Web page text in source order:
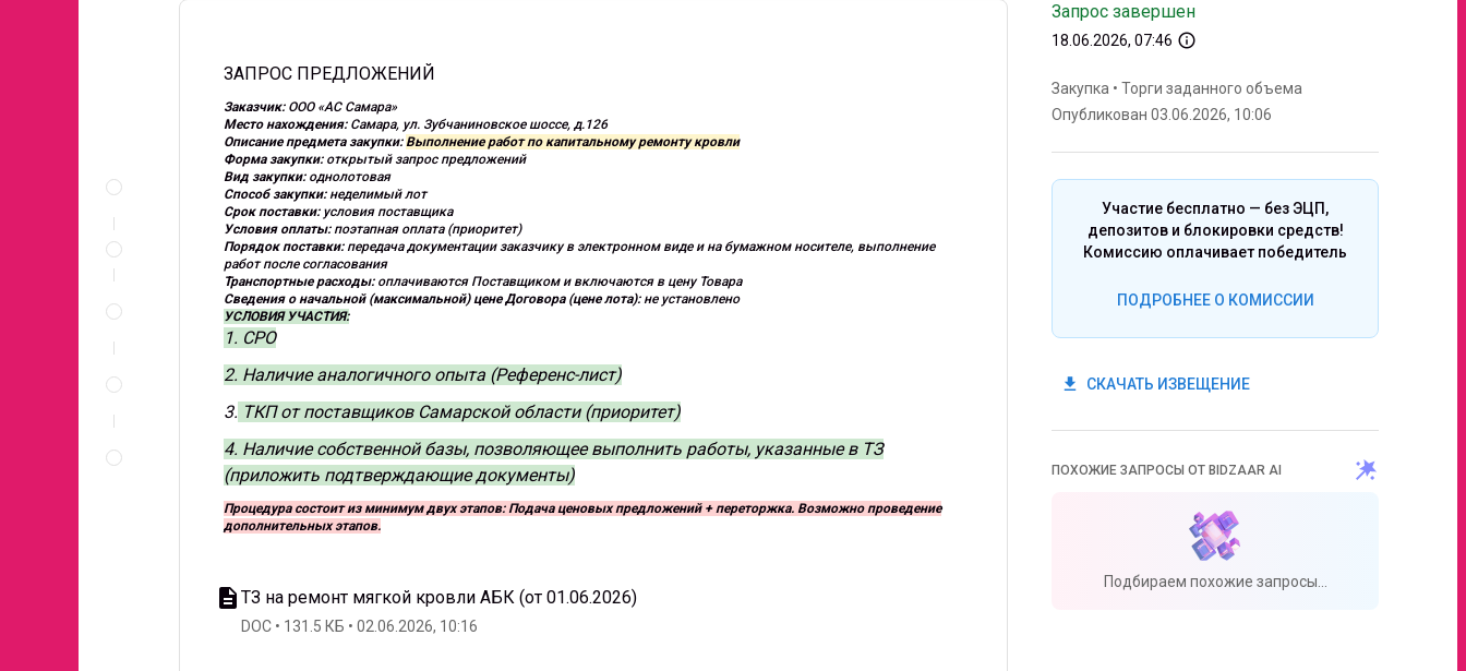
Спецификация
ЗАПРОС ПРЕДЛОЖЕНИЙ
Заказчик: ООО «АС Самара»
Место нахождения: Самара, ул. Зубчаниновское шоссе, д.126
Описание предмета закупки: Выполнение работ по капитальному ремонту кровли
Форма закупки: открытый запрос предложений
Вид закупки: однолотовая
Способ закупки: неделимый лот
Срок поставки:условия поставщика
Условия оплаты: поэтапная оплата (приоритет)
Порядок поставки: передача документации заказчику в электронном виде и на бумажном носителе, выполнение
работ после согласования
Транспортные расходы: оплачиваются Поставщиком и включаются в цену Товара
Сведения о начальной (максимальной) цене Договора (цене лота): не установлено
УСЛОВИЯ УЧАСТИЯ:
1. СРО
2. Наличие аналогичного опыта (Референс-лист)
3. ТКП от поставщиков Самарской области (приоритет)
4. Наличие собственной базы, позволяющее выполнить работы, указанные в ТЗ
(приложить подтверждающие документы)
Процедура состоит из минимум двух этапов: Подача ценовых предложений + переторжка. Возможно проведение
дополнительных этапов.
description ТЗ на ремонт мягкой кровли АБК (от 01.06.2026)
DOC 131.5 КБ 02.06.2026, 10:16
Запрос завершен
18.06.2026, 07:46 info_outline
Закупка • Торги заданного объема
Опубликован 03.06.2026, 10:06
Участие бесплатно — без ЭЦП,
депозитов и блокировки средств!
Комиссию оплачивает победитель
ПОДРОБНЕЕ О КОМИССИИ
get_app СКАЧАТЬ ИЗВЕЩЕНИЕ
ПОХОЖИЕ ЗАПРОСЫ ОТ BIDZAAR AI
Подбираем похожие запросы...